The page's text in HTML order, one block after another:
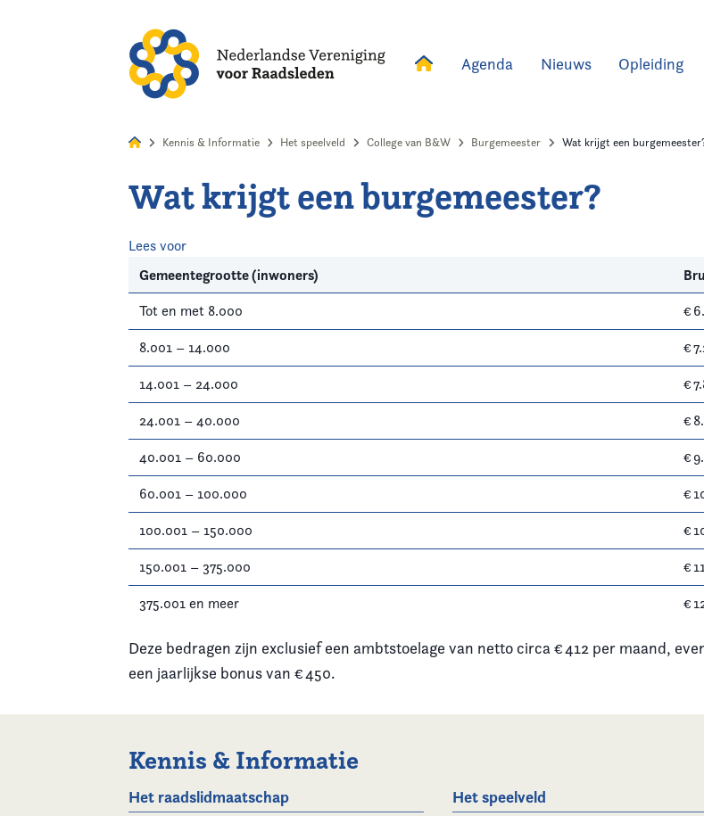
Agenda Nieuws Opleiding
Kennis & Informatie
Kennis & Informatie Het speelveld College van B&W Burgemeester Wat krijgt een
Wat krijgt een burgemeester?
Lees voor
Gemeentegrootte (inwoners)
Tot en met 8.000 €
8.001 – 14.000 €
14.001 – 24.000 €
24.001 – 40.000 €
40.001 – 60.000 €
60.001 – 100.000 €
100.001 – 150.000 €
150.001 – 375.000 €
375.001 en meer €
Deze bedragen zijn exclusief een ambtstoelage van netto circa € 412 per maand,
een jaarlijkse bonus van € 450.
Kennis & Informatie
Het raadslidmaatschap Het speelveld